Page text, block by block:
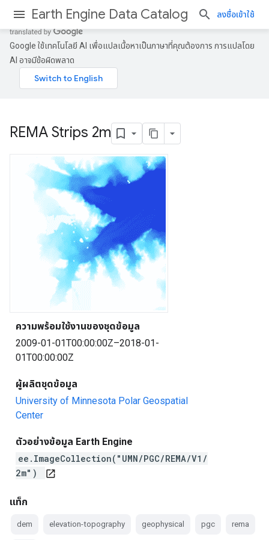
Earth Engine Data Catalog ลงชื่อเข้าใช้
Google ใช้เทคโนโลยี AI เพื่อแปลเนื้อหาเป็นภาษาที่คุณต้องการ การแปลโดย
AI อาจมีข้อผิดพลาด
REMA Strips 2m
ความพร้อมใช้งานของชุดข้อมูล
2009-01-01T00:00:00Z–2018-01-
01T00:00:00Z
ผู้ผลิตชุดข้อมูล
University of Minnesota Polar Geospatial
Center
ตัวอย่างข้อมูล Earth Engine
ee.ImageCollection("UMN/PGC/REMA/V1/
2m")
open_in_new
แท็ก
dem elevation-topography geophysical pgc rema